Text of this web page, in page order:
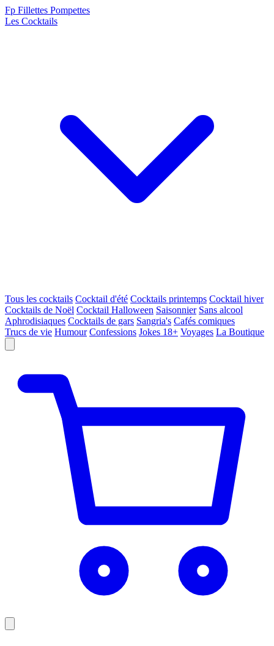
Fp Fillettes Pompettes
Les Cocktails
Tous les cocktails Cocktail d'été Cocktails printemps Cocktail hiver
Cocktails de Noël Cocktail Halloween Saisonnier Sans alcool
Aphrodisiaques Cocktails de gars Sangria's Cafés comiques
Trucs de vie Humour Confessions Jokes 18+ Voyages La Boutique